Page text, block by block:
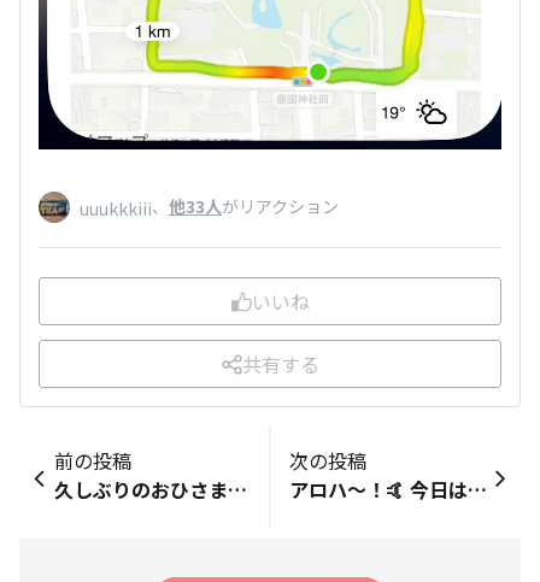
uuukkkiii、 他33人がリアクション
いいね
共有する
前の投稿
久しぶりのおひさま🌼２日ほどお天気悪く、昨日もどしゃ降りでした☔️今日は、午後からまた雨だそうで、おひさまの機嫌が良い午前中に、ミニトレやりました…🚶‍♀️ちょっとピッチのあげ気味を意識しましたが、すぐ息が上がります…走ったり歩いたり、自分のペースをつかめるようになるまで、まだまだですが、頑張ります✊
次の投稿
アロハ〜！🤙 今日はトータル14km程歩きました！ 僕にとってはいい運動です。。☺️ 今日はBS12の『ハワイに恋して！』❤️ ワイキキサンセットショート動画に癒されました！ 週末はナオトインティライミのライブツアー🎶元気出ました！😆 ホノルル気分はウォーク参加でした。。。 メダルゲット嬉しい。。。☺️ また今月は西武vs巨人戦⚾️ ミスチルのライブ、3代目JSBのライブツアー参戦🎶楽しみです。 時間はかかるかもですが、、、 ハワイ🌺ホノルルへ行けるように頑張りたいですね！🌈🌈🌈 様々な障がいに負けないように！ 今日この頃新しい施設通所頑張ってます！🤙 マハロ〜！🌈🌈🌈